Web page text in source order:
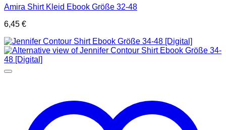
Amira Shirt Kleid Ebook Größe 32-48
6,45 €